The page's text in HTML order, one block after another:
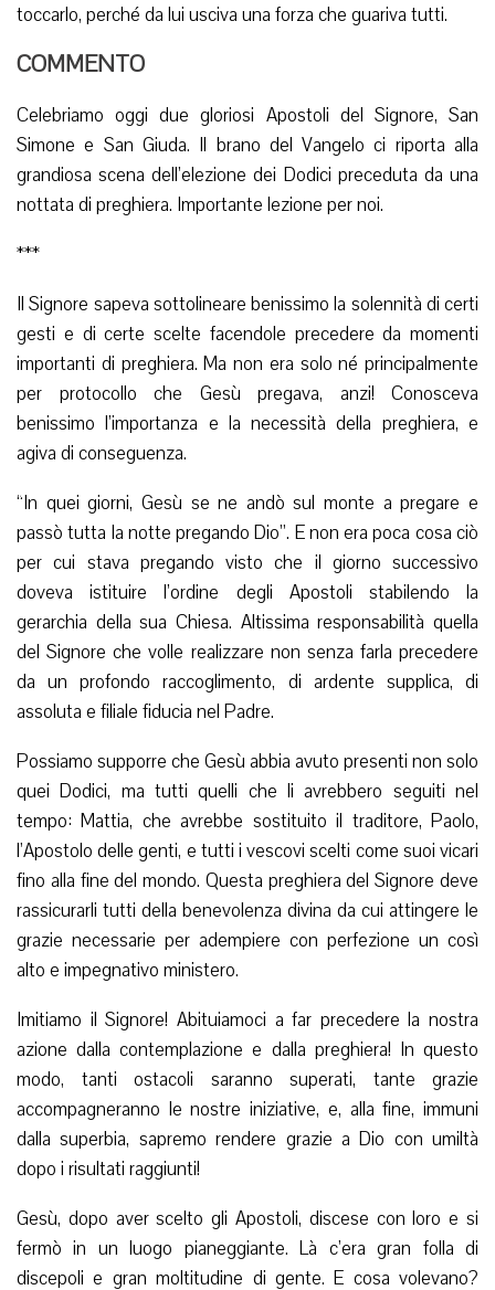
toccarlo, perché da lui usciva una forza che guariva tutti.
COMMENTO
Celebriamo oggi due gloriosi Apostoli del Signore, San
Simone e San Giuda. Il brano del Vangelo ci riporta alla
grandiosa scena dell’elezione dei Dodici preceduta da una
nottata di preghiera. Importante lezione per noi.
***
Il Signore sapeva sottolineare benissimo la solennità di certi
gesti e di certe scelte facendole precedere da momenti
importanti di preghiera. Ma non era solo né principalmente
per protocollo che Gesù pregava, anzi! Conosceva
benissimo l’importanza e la necessità della preghiera, e
agiva di conseguenza.
“In quei giorni, Gesù se ne andò sul monte a pregare e
passò tutta la notte pregando Dio”. E non era poca cosa ciò
per cui stava pregando visto che il giorno successivo
doveva istituire l’ordine degli Apostoli stabilendo la
gerarchia della sua Chiesa. Altissima responsabilità quella
del Signore che volle realizzare non senza farla precedere
da un profondo raccoglimento, di ardente supplica, di
assoluta e filiale fiducia nel Padre.
Possiamo supporre che Gesù abbia avuto presenti non solo
quei Dodici, ma tutti quelli che li avrebbero seguiti nel
tempo: Mattia, che avrebbe sostituito il traditore, Paolo,
l’Apostolo delle genti, e tutti i vescovi scelti come suoi vicari
fino alla fine del mondo. Questa preghiera del Signore deve
rassicurarli tutti della benevolenza divina da cui attingere le
grazie necessarie per adempiere con perfezione un così
alto e impegnativo ministero.
Imitiamo il Signore! Abituiamoci a far precedere la nostra
azione dalla contemplazione e dalla preghiera! In questo
modo, tanti ostacoli saranno superati, tante grazie
accompagneranno le nostre iniziative, e, alla fine, immuni
dalla superbia, sapremo rendere grazie a Dio con umiltà
dopo i risultati raggiunti!
Gesù, dopo aver scelto gli Apostoli, discese con loro e si
fermò in un luogo pianeggiante. Là c’era gran folla di
discepoli e gran moltitudine di gente. E cosa volevano?